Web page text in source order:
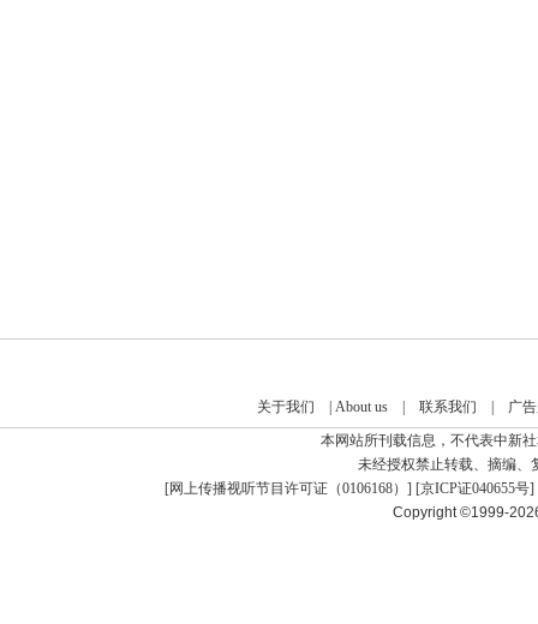
关于我们 About us| 联系我们
广
本网站所刊载信息，不代表中新
未经授权禁止转载、摘编、
[网上传播视听节目许可证（0106168） ] [京ICP证040655号]
Copyright ©1999-